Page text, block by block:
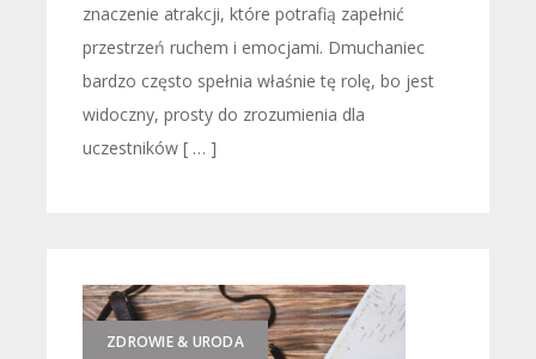
znaczenie atrakcji, które potrafią zapełnić
przestrzeń ruchem i emocjami. Dmuchaniec
bardzo często spełnia właśnie tę rolę, bo jest
widoczny, prosty do zrozumienia dla
uczestników [ … ]
ZDROWIE & URODA